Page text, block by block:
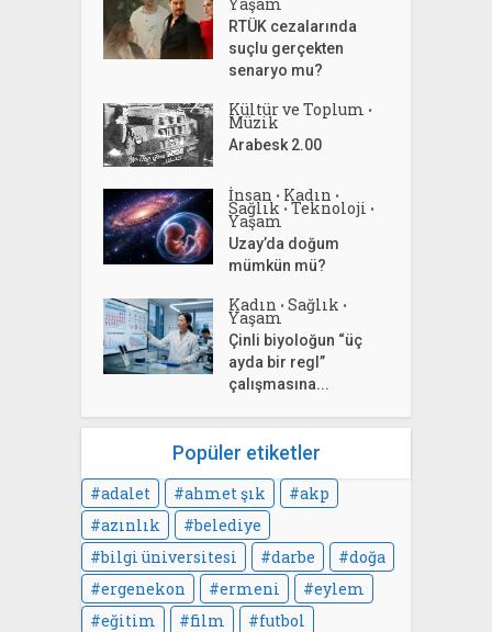
RTÜK cezalarında
suçlu gerçekten
senaryo mu?
Kültür ve Toplum •
Müzik
Arabesk 2.00
İnsan • Kadın •
Sağlık • Teknoloji •
Yaşam
Uzay’da doğum
mümkün mü?
Kadın • Sağlık •
Yaşam
Çinli biyoloğun “üç
ayda bir regl”
çalışmasına...
Popüler etiketler
adalet ahmet şık
akp
azınlık
belediye
bilgi üniversitesi
darbe
doğa
ergenekon
ermeni
eylem
eğitim
film
futbol